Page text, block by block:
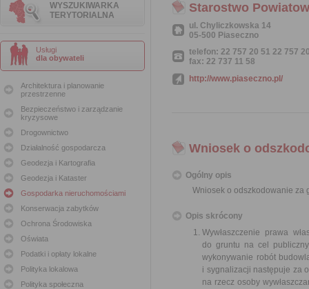
WYSZUKIWARKA
TERYTORIALNA
Usługi
dla obywateli
Architektura i planowanie
przestrzenne
Bezpieczeństwo i zarządzanie
kryzysowe
Drogownictwo
Działalność gospodarcza
Geodezja i Kartografia
Geodezja i Kataster
Gospodarka nieruchomościami
Konserwacja zabytków
Ochrona Środowiska
Oświata
Podatki i opłaty lokalne
Polityka lokalowa
Polityka społeczna
Starostwo
ul. Chyliczkowska 14
05-500 Piaseczno
telefon: 22 757 20 51 22 757
fax: 22 737 11 58
http://www.piaseczno.pl/
Wniosek o
Ogólny opis
Wniosek o odszkodowanie za
Opis skrócony
Wywłaszczenie prawa
do gruntu na cel
wykonywanie robót
i sygnalizacji następuje za
na rzecz osoby